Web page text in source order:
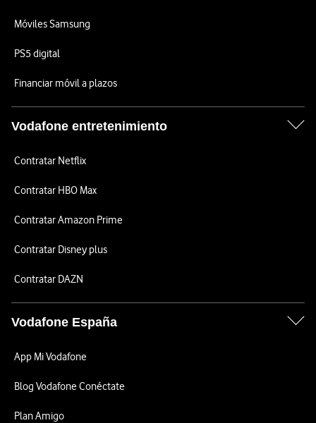
Móviles Samsung
PS5 digital
Financiar móvil a plazos
Vodafone entretenimiento
Contratar Netflix
Contratar HBO Max
Contratar Amazon Prime
Contratar Disney plus
Contratar DAZN
Vodafone España
App Mi Vodafone
Blog Vodafone Conéctate
Plan Amigo